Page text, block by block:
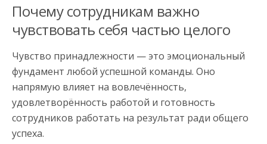
Почему сотрудникам важно
чувствовать себя частью целого
Чувство принадлежности — это эмоциональный
фундамент любой успешной команды. Оно
напрямую влияет на вовлечённость,
удовлетворённость работой и готовность
сотрудников работать на результат ради общего
успеха.